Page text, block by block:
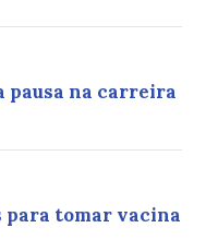
pausa na carreira
tomar vacina